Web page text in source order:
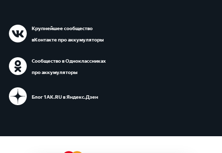
Крупнейшее сообщество
вКонтакте про аккумуляторы
Сообщество в Одноклассниках
про аккумуляторы
Блог 1АК.RU в Яндекс.Дзен